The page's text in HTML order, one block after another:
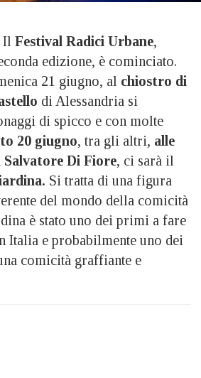
Il Festival Radici Urbane,
edizione, è cominciato.
21 giugno, al chiostro di
di Alessandria si
di spicco e con molte
20 giugno, tra gli altri, alle
Salvatore Di Fiore, ci sarà il
Si tratta di una figura
del mondo della comicità
è stato uno dei primi a fare
Italia e probabilmente uno dei
comicità graffiante e